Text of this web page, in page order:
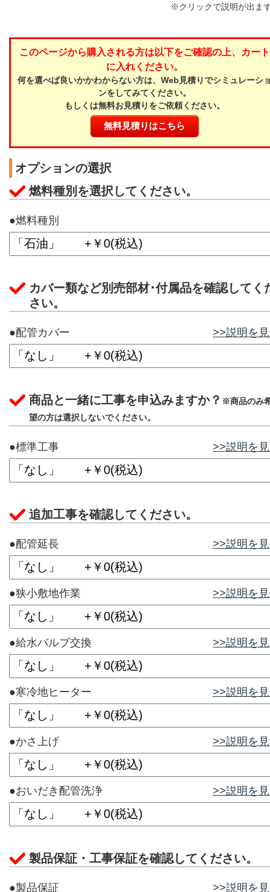
※クリックで説明が出ま
このページから購入される方は以下をご確認の上、カート
に入れください。
何を選べば良いかかわからない方は、Web見積りでシミュレーシ
ンをしてみてください。
もしくは無料お見積りをご依頼ください。
無料見積りはこちら
オプションの選択
燃料種別を選択してください。
●燃料種別
カバー類など別売部材･付属品を確認してく
さい。
●配管カバー >>説明を
商品と一緒に工事を申込みますか？ ※商品のみ
望の方は選択しないでください。
●標準工事 >>説明を
追加工事を確認してください。
●配管延長 >>説明を
●狭小敷地作業 >>説明を
●給水バルブ交換 >>説明を
●寒冷地ヒーター >>説明を
●かさ上げ >>説明を
●おいだき配管洗浄 >>説明を
製品保証・工事保証を確認してください。
●製品保証 >>説明を